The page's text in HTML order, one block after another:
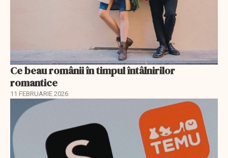
Ce beau românii în timpul întâlnirilor
romantice
11 FEBRUARIE 2026